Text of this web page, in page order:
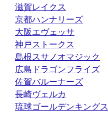
滋賀レイクス
京都ハンナリーズ
大阪エヴェッサ
神戸ストークス
島根スサノオマジック
広島ドラゴンフライズ
佐賀バルーナーズ
長崎ヴェルカ
琉球ゴールデンキングス